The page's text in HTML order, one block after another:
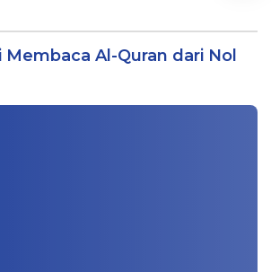
Membaca Al-Quran dari Nol
oleh Muhammad